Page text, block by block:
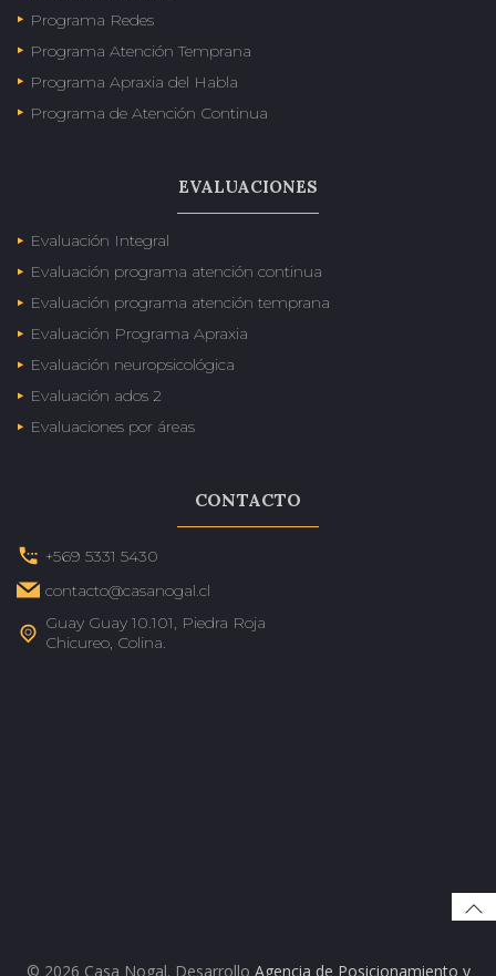
Programa Redes
Programa Atención Temprana
Programa Apraxia del Habla
Programa de Atención Continua
EVALUACIONES
Evaluación Integral
Evaluación programa atención continua
Evaluación programa atención temprana
Evaluación Programa Apraxia
Evaluación neuropsicológica
Evaluación ados 2
Evaluaciones por áreas
CONTACTO
+569 5331 5430
contacto@casanogal.cl
Guay Guay 10.101, Piedra Roja
Chicureo, Colina.
© 2026 Casa Nogal. Desarrollo Agencia de Posicionamiento y